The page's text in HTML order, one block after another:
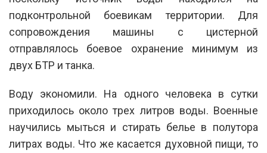
подконтрольной боевикам территории. Для
сопровождения машины с цистерной
отправлялось боевое охранение минимум из
двух БТР и танка.
Воду экономили. На одного человека в сутки
приходилось около трех литров воды. Военные
научились мыться и стирать белье в полутора
литрах воды. Что же касается духовной пищи, то